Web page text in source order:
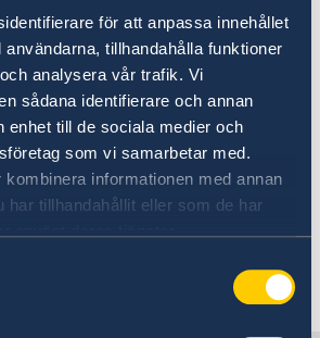
för att anpassa innehållet
tillhandahålla funktioner
analysera vår trafik. Vi
sådana identifierare och annan
enhet till de sociala medier och
som vi samarbetar med.
informationen med annan
har tillhandahållit eller som de har
de l’OCDE et
économiques de